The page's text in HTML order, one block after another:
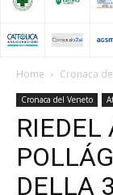
Home Cronaca
Cronaca del Veneto
RIEDEL
DELLA